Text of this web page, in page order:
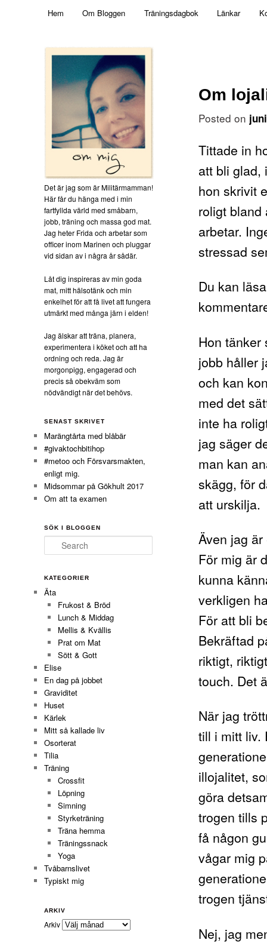
Militärmamman
Skip to primary content
Hem Om Bloggen Träningsdagbok Länkar
Om
Posted on
Tittade in
att bli glad,
hon skrivit
roligt bland
arbetar.
stressad
Du kan
Hon tänker
jobb håller
och kan
med det
inte ha
jag säger
man kan
skägg, för
att urskilja.
Även jag
För mig är
kunna
verkligen
För att bli
Bekräftad
riktigt,
touch. Det
När jag
till i mitt liv.
illojalitet,
göra
trogen tills
få någon
vågar mig
trogen
Nej, jag
Det är jag som är Militärmamman!
Här får du hänga med i min
fartfyllda värld med småbarn,
jobb, träning och massa god mat.
Jag heter Frida och arbetar som
officer inom Marinen och pluggar
vid sidan av i några år sådär.
Låt dig inspireras av min goda
mat, mitt hälsotänk och min
enkelhet för att få livet att fungera
utmärkt med många järn i elden!
Jag älskar att träna, planera,
experimentera i köket och att ha
ordning och reda. Jag är
morgonpigg, engagerad och
precis så obekväm som
nödvändigt när det behövs.
SENAST SKRIVET
Marängtårta med blåbär
#givaktochbitihop
#metoo och Försvarsmakten,
enligt mig.
Midsommar på Gökhult 2017
Om att ta examen
SÖK I BLOGGEN
Search
KATEGORIER
Äta
Frukost & Bröd
Lunch & Middag
Mellis & Kvällis
Prat om Mat
Sött & Gott
Elise
En dag på jobbet
Graviditet
Huset
Kärlek
Mitt så kallade liv
Osorterat
Tilia
Träning
Crossfit
Löpning
Simning
Styrketräning
Träna hemma
Träningssnack
Yoga
Tvåbarnslivet
Typiskt mig
ARKIV
Arkiv